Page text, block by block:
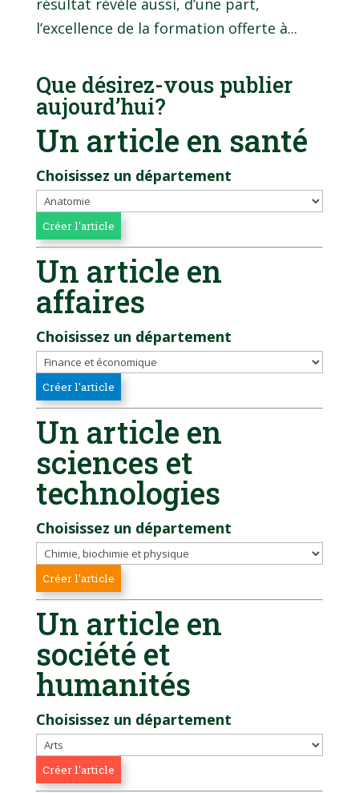
résultat révèle aussi, d’une part,
l’excellence de la formation offerte à...
Que désirez-vous publier
aujourd’hui?
Un article en santé
Choisissez un département
Un article en
affaires
Choisissez un département
Un article en
sciences et
technologies
Choisissez un département
Un article en
société et
humanités
Choisissez un département